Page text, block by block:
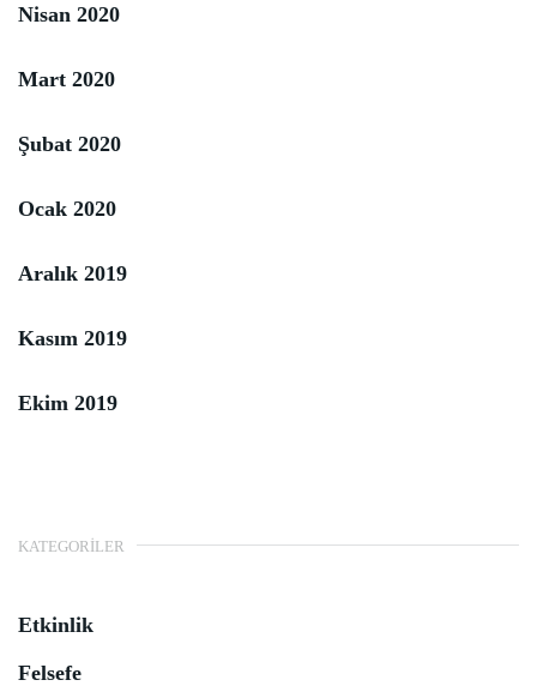
Nisan 2020
Mart 2020
Şubat 2020
Ocak 2020
Aralık 2019
Kasım 2019
Ekim 2019
KATEGORILER
Etkinlik
Felsefe